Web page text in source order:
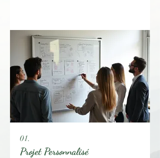
01.
Projet Personnalisé